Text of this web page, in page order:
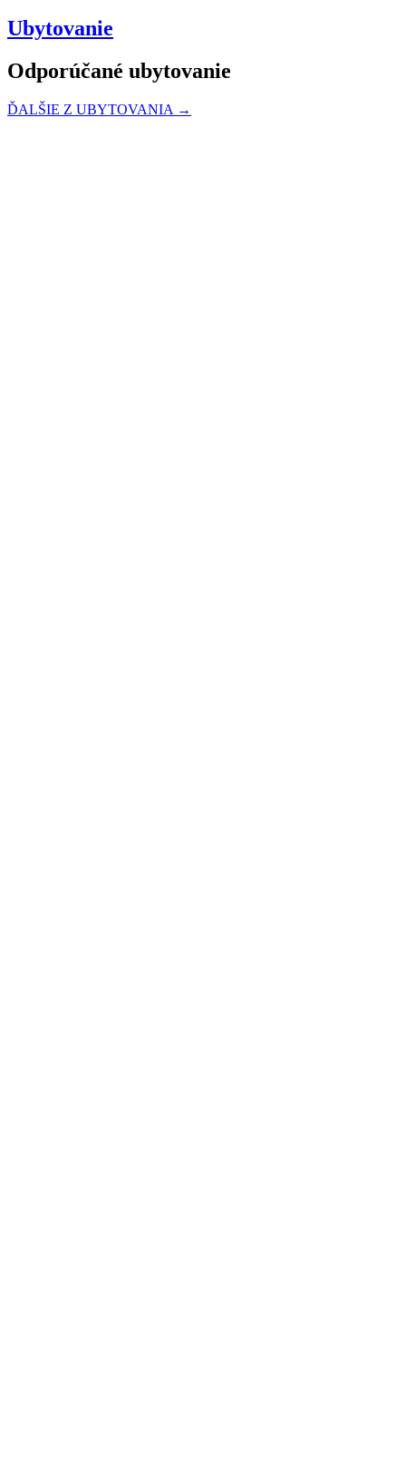
Ubytovanie
Odporúčané ubytovanie
ĎALŠIE Z UBYTOVANIA →